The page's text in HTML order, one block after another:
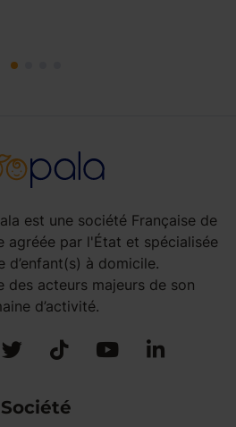
est une société Française de
agréée par l'État et spécialisée
d’enfant(s) à domicile.
des acteurs majeurs de son
d’activité.
Société